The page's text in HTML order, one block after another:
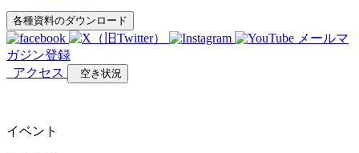
各種資料のダウンロード
メールマ
ガジン登録
アクセス
空き状況
イベント